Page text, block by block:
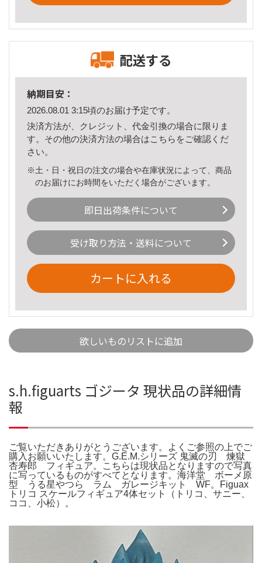
配送する
納期目安：
2026.08.01 3:15頃のお届け予定です。
決済方法が、クレジット、代金引換の場合に限りま
す。その他の決済方法の場合はこちら をご確認くだ
さい。
※土・日・祝日の注文の場合や在庫状況によって、商品
のお届けにお時間をいただく場合がございます。
即日出荷条件について
受け取り方法・送料について
カートに入れる
欲しいものリストに追加
s.h.figuarts ゴジータ 現状品の詳細情
報
ご覧いただきありがとうございます。よくご参照の上でご
購入お願いいたします。G.E.M.シリーズ 鬼滅の刃 煉獄
杏寿郎 フィギュア。こちらは現状品となりますので写真
に写っているものがすべてとなります。海洋堂 ボーメ原
型 うる星やつら ラム ガレージキット WF。Figuax
トリコ スケールフィギュア4体セット（トリコ、サニー、
ココ、小松）。